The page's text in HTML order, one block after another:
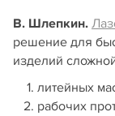
В. Шлепкин.
решение для
изделий
литейных
рабочих